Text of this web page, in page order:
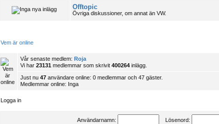
Offtopic
Övriga diskussioner, om annat än VW.
Vem är online
Vår senaste medlem: Roja
Vi har 23131 medlemmar som skrivit 400264 inlägg.
Just nu 47 användare online: 0 medlemmar och 47 gäster.
Medlemmar online: Inga
Logga in
Användarnamn: Lösenord: